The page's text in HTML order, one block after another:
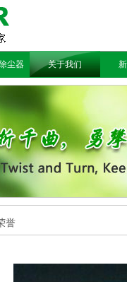
尘器 关于我们
誉